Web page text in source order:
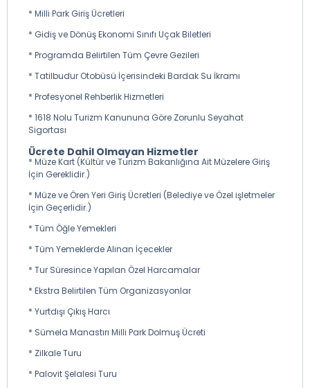
* Milli Park Giriş Ücretleri
* Gidiş ve Dönüş Ekonomi Sınıfı Uçak Biletleri
* Programda Belirtilen Tüm Çevre Gezileri
* Tatilbudur Otobüsü İçerisindeki Bardak Su İkramı
* Profesyonel Rehberlik Hizmetleri
* 1618 Nolu Turizm Kanununa Göre Zorunlu Seyahat
Sigortası
Ücrete Dahil Olmayan Hizmetler
* Müze Kart (Kültür ve Turizm Bakanlığına Ait Müzelere Giriş
İçin Gereklidir.)
* Müze ve Ören Yeri Giriş Ücretleri (Belediye ve Özel işletmeler
İçin Geçerlidir.)
* Tüm Öğle Yemekleri
* Tüm Yemeklerde Alınan İçecekler
* Tur Süresince Yapılan Özel Harcamalar
* Ekstra Belirtilen Tüm Organizasyonlar
* Yurtdışı Çıkış Harcı
* Sümela Manastırı Milli Park Dolmuş Ücreti
* Zilkale Turu
* Palovit Şelalesi Turu